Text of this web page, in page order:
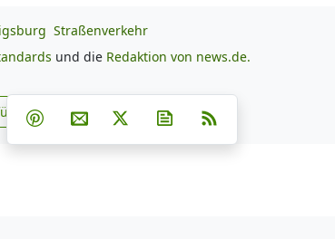
Straßenverkehr
und die Redaktion von news.de.
hinzufügen
Teilen auf Facebook
Teilen auf Whatsapp
Teilen auf Telegram
Teilen auf Pinterest
Per E-Mail teilen
Post auf XNewsletter abonnieren